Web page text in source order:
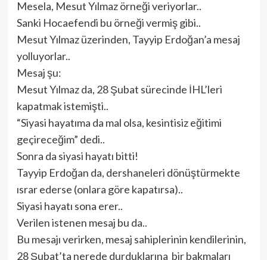
Mesela, Mesut Yılmaz örneği veriyorlar..
Sanki Hocaefendi bu örneği vermiş gibi..
Mesut Yılmaz üzerinden, Tayyip Erdoğan’a mesaj
yolluyorlar..
Mesaj şu:
Mesut Yılmaz da, 28 Şubat sürecinde İHL’leri
kapatmak istemişti..
“Siyasi hayatıma da mal olsa, kesintisiz eğitimi
geçireceğim” dedi..
Sonra da siyasi hayatı bitti!
Tayyip Erdoğan da, dershaneleri dönüştürmekte
ısrar ederse (onlara göre kapatırsa)..
Siyasi hayatı sona erer..
Verilen istenen mesaj bu da..
Bu mesajı verirken, mesaj sahiplerinin kendilerinin,
28 Şubat’ta nerede durduklarına bir bakmaları